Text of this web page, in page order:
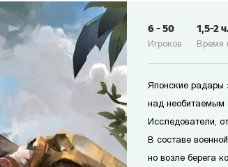
Игроков
6-50
Время
1,5-2
Японские радары
над необитаемым
Исследователи,
В составе
но возле берега